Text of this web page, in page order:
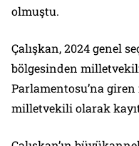
olmuştu.
Çalışkan, 2024 genel
bölgesinden
Parlamentosu’na
milletvekili olarak